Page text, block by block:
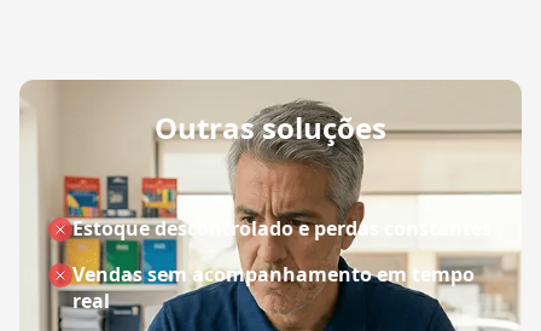
Outras soluções
Estoque descontrolado e perdas constantes
Vendas sem acompanhamento em tempo
real